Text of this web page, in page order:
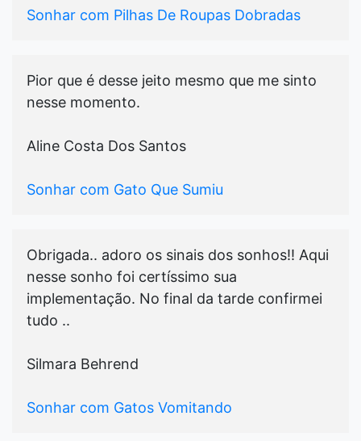
Sonhar com Pilhas De Roupas Dobradas
Pior que é desse jeito mesmo que me sinto
nesse momento.
Aline Costa Dos Santos
Sonhar com Gato Que Sumiu
Obrigada.. adoro os sinais dos sonhos!! Aqui
nesse sonho foi certíssimo sua
implementação. No final da tarde confirmei
tudo ..
Silmara Behrend
Sonhar com Gatos Vomitando